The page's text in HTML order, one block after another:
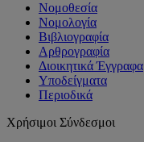
Νομοθεσία
Νομολογία
Βιβλιογραφία
Αρθρογραφία
Διοικητικά Έγγραφα
Υποδείγματα
Περιοδικά
Χρήσιμοι Σύνδεσμοι